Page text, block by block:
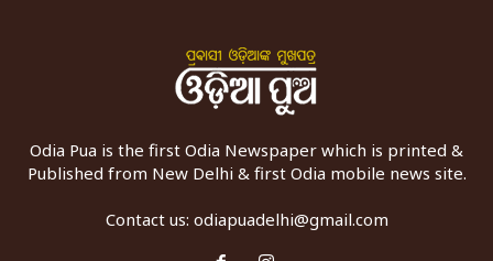
Odia Pua is the first Odia Newspaper which is printed &
Published from New Delhi & first Odia mobile news site.
Contact us: odiapuadelhi@gmail.com